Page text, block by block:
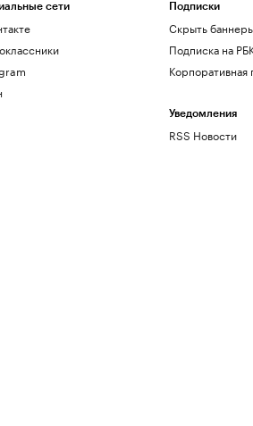
сети Подписки
Скрыть
Подписка на
Корпоративная
Уведомления
RSS Новости